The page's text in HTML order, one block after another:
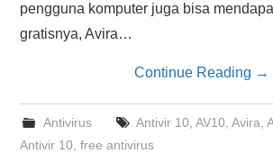
pengguna komputer juga bisa
gratisnya, Avira…
Continue Reading →
Antivirus Antivir 10 AV10 Avira
Antivir 10 ,free antivirus